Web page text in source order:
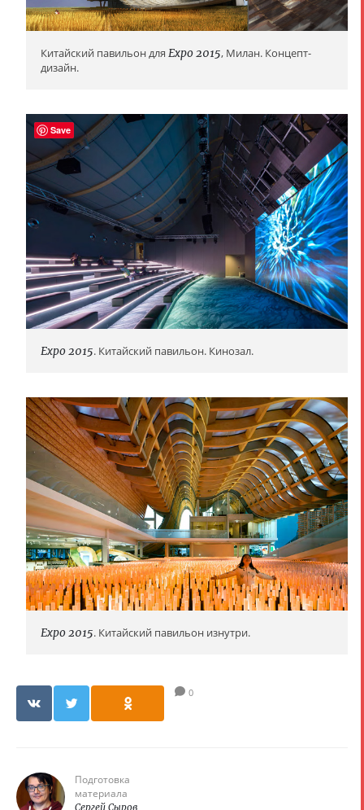
Китайский павильон для Expo 2015, Милан. Концепт-
дизайн.
Expo 2015. Китайский павильон. Кинозал.
Expo 2015. Китайский павильон изнутри.
0
Подготовка
материала
Сергей Сыров
Save